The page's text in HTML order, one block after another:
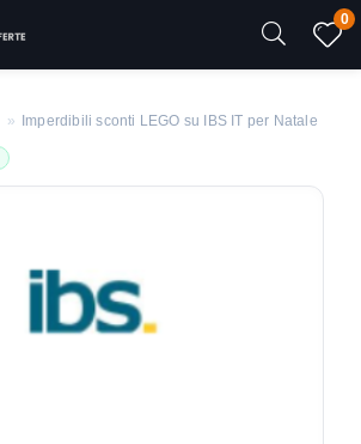
0
» Imperdibili sconti LEGO su IBS IT per Natale